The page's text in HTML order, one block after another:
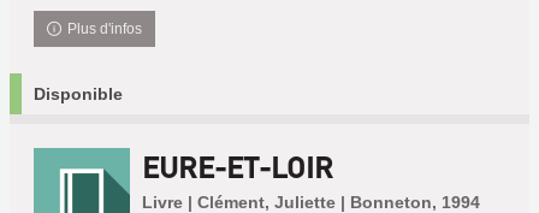
Plus d'infos
Disponible
EURE-ET-LOIR
Livre | Clément, Juliette | Bonneton, 1994